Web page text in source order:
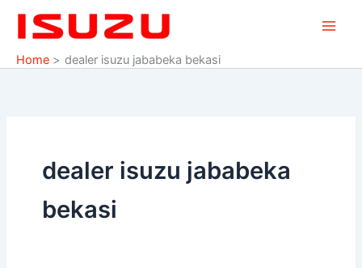
Home
dealer isuzu jababeka bekasi
dealer isuzu jababeka
bekasi